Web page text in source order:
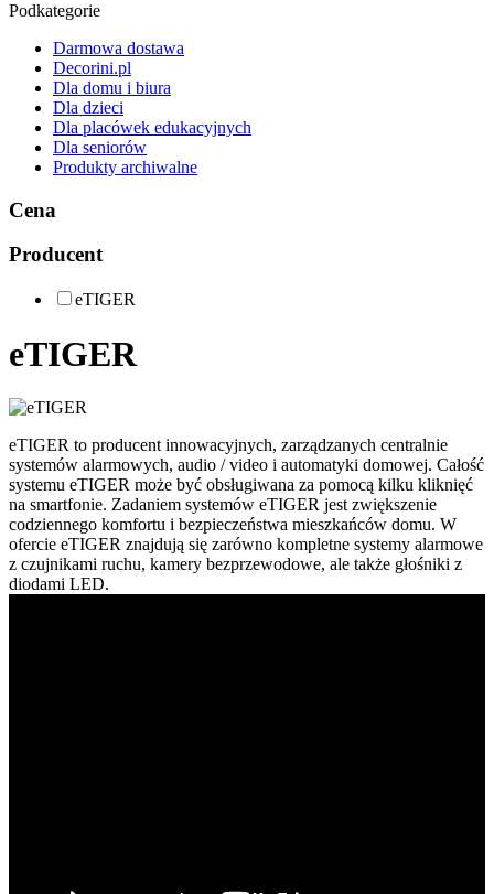
Podkategorie
Darmowa dostawa
Decorini.pl
Dla domu i biura
Dla dzieci
Dla placówek edukacyjnych
Dla seniorów
Produkty archiwalne
Cena
Producent
eTIGER
eTIGER
eTIGER to producent innowacyjnych, zarządzanych centralnie
systemów alarmowych, audio / video i automatyki domowej. Całość
systemu eTIGER może być obsługiwana za pomocą kilku kliknięć
na smartfonie. Zadaniem systemów eTIGER jest zwiększenie
codziennego komfortu i bezpieczeństwa mieszkańców domu. W
ofercie eTIGER znajdują się zarówno kompletne systemy alarmowe
z czujnikami ruchu, kamery bezprzewodowe, ale także głośniki z
diodami LED.